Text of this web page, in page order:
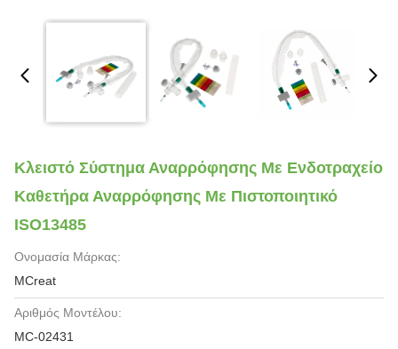
Κλειστό Σύστημα Αναρρόφησης Με Ενδοτραχείο
Καθετήρα Αναρρόφησης Με Πιστοποιητικό
ISO13485
Ονομασία Μάρκας:
MCreat
Αριθμός Μοντέλου:
MC-02431